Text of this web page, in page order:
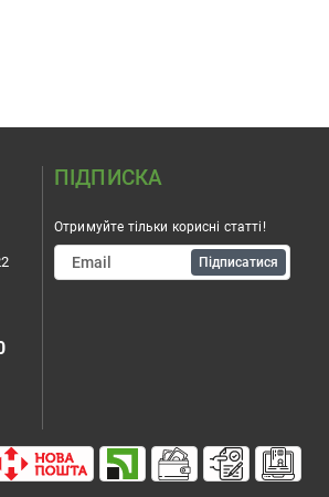
ПІДПИСКА
Отримуйте тільки корисні статті!
Підписатися